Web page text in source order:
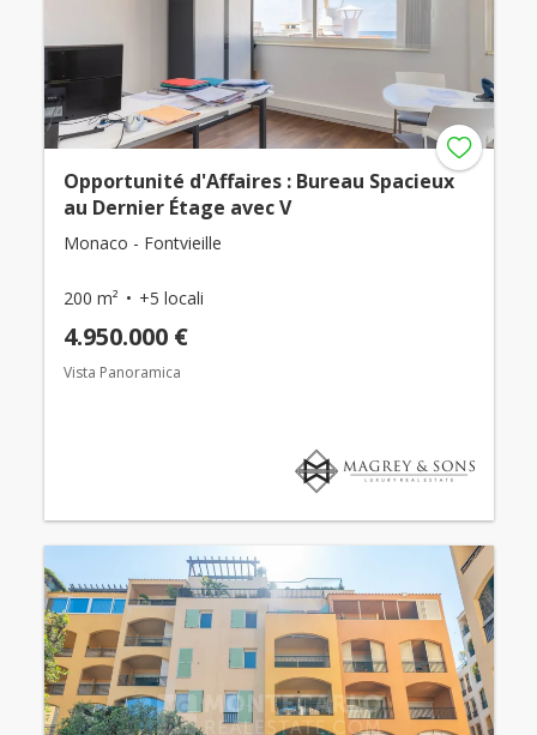
Opportunité d'Affaires : Bureau Spacieux
au Dernier Étage avec V
Monaco - Fontvieille
200 m² +5 locali
4.950.000 €
Vista Panoramica